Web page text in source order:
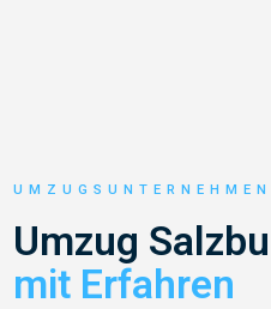
Umzug
mit Erfahren